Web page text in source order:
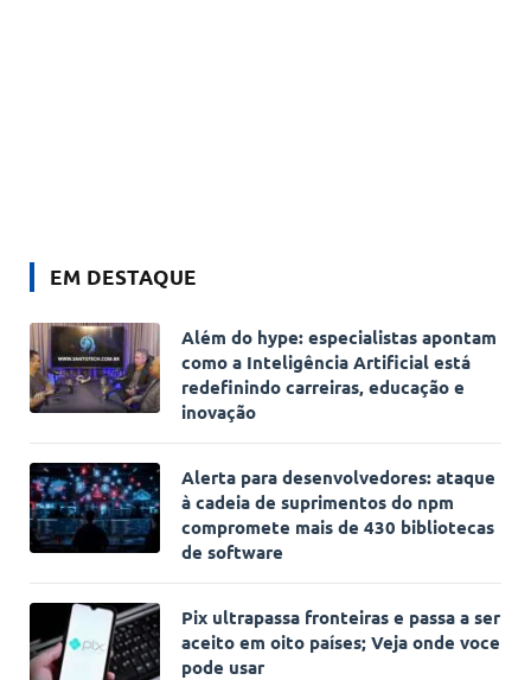
EM DESTAQUE
Além do hype: especialistas apontam
como a Inteligência Artificial está
redefinindo carreiras, educação e
inovação
Alerta para desenvolvedores: ataque
à cadeia de suprimentos do npm
compromete mais de 430 bibliotecas
de software
Pix ultrapassa fronteiras e passa a ser
aceito em oito países; Veja onde voce
pode usar